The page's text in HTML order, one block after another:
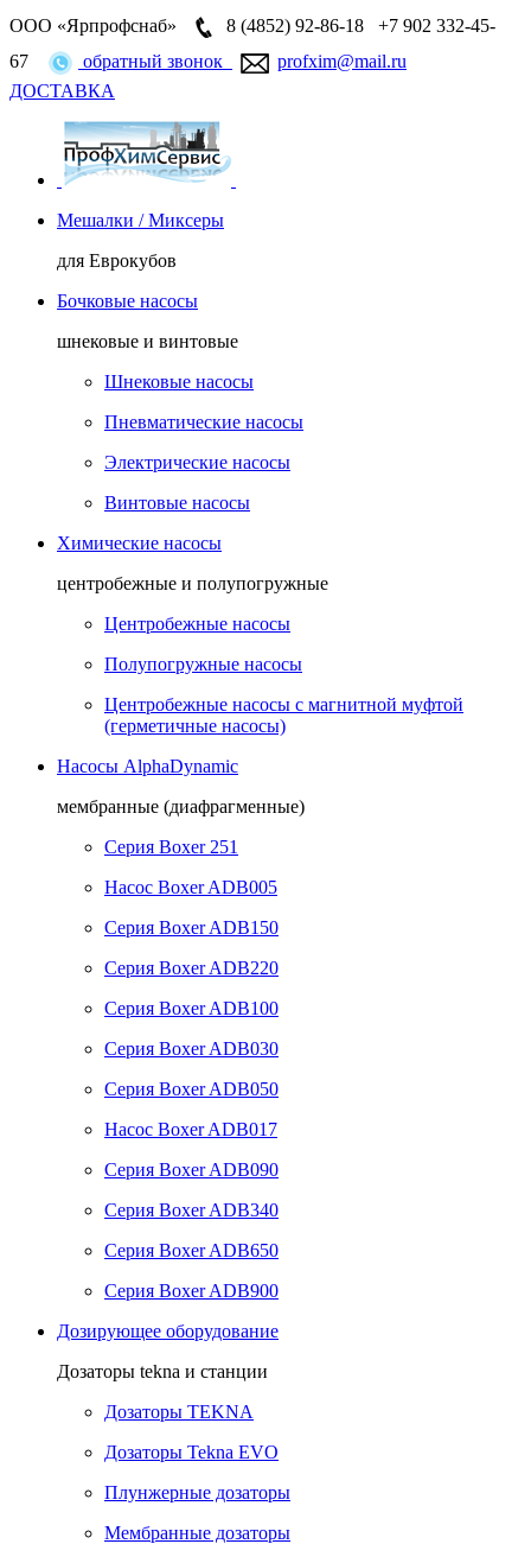
ООО «Ярпрофснаб» 8 (4852) 92-86-18
+7 902 332-45-
67
обратный звонок
profxim@mail.ru
ДОСТАВКА
Мешалки / Миксеры
для Еврокубов
Бочковые насосы
шнековые и винтовые
Шнековые насосы
Пневматические насосы
Электрические насосы
Винтовые насосы
Химические насосы
центробежные и полупогружные
Центробежные насосы
Полупогружные насосы
Центробежные насосы с магнитной муфтой
(герметичные насосы)
Насосы AlphaDynamic
мембранные (диафрагменные)
Серия Boxer 251
Насос Boxer ADB005
Серия Boxer ADB150
Серия Boxer ADB220
Серия Boxer ADB100
Серия Boxer ADB030
Серия Boxer ADB050
Насос Boxer ADB017
Серия Boxer ADB090
Серия Boxer ADB340
Серия Boxer ADB650
Серия Boxer ADB900
Дозирующее оборудование
Дозаторы tekna и станции
Дозаторы TEKNA
Дозаторы Tekna EVO
Плунжерные дозаторы
Мембранные дозаторы